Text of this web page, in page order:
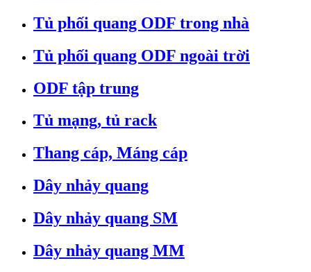
Tủ phối quang ODF trong nhà
Tủ phối quang ODF ngoài trời
ODF tập trung
Tủ mạng, tủ rack
Thang cáp, Máng cáp
Dây nhảy quang
Dây nhảy quang SM
Dây nhảy quang MM